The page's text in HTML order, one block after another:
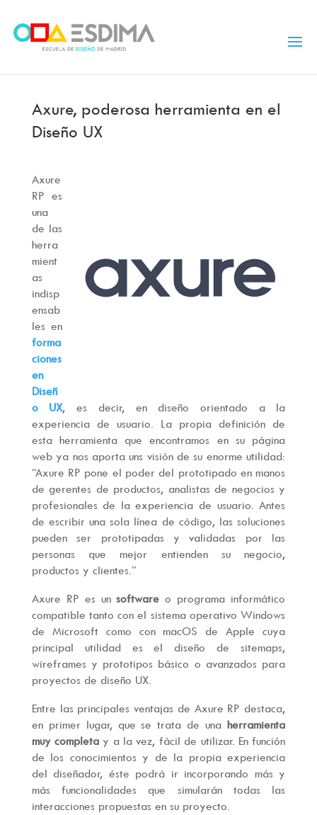
Axure, poderosa herramienta en el
Diseño UX
Axure
RP es
una
de las
herra
mient
as
indisp
ensab
les en
forma
ciones
en
Diseñ
o UX, es decir, en diseño orientado a la
experiencia de usuario. La propia definición de
esta herramienta que encontramos en su página
web ya nos aporta uns visión de su enorme utilidad:
“Axure RP pone el poder del prototipado en manos
de gerentes de productos, analistas de negocios y
profesionales de la experiencia de usuario. Antes
de escribir una sola línea de código, las soluciones
pueden ser prototipadas y validadas por las
personas que mejor entienden su negocio,
productos y clientes.”
Axure RP es unsoftware o programa informático
compatible tanto con el sistema operativo Windows
de Microsoft como con macOS de Apple cuya
principal utilidad es el diseño de sitemaps,
wireframes y prototipos básico o avanzados para
proyectos de diseño UX.
Entre las principales ventajas de Axure RP destaca,
en primer lugar, que se trata de unaherramienta
muy completa y a la vez, fácil de utilizar. En función
de los conocimientos y de la propia experiencia
del diseñador, éste podrá ir incorporando más y
más funcionalidades que simularán todas las
interacciones propuestas en su proyecto.